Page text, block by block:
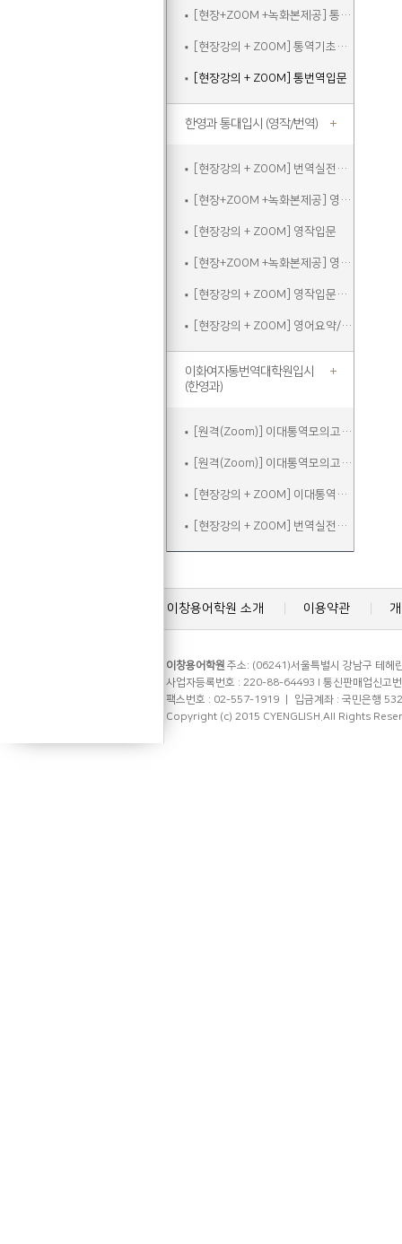
[현장+ZOOM +녹화본제공] 통역기초주말
[현장강의 + ZOOM] 통역기초주말
[현장강의 + ZOOM] 통번역입문
한영과 통대입시 (영작/번역)
[현장강의 + ZOOM] 번역실전주말
[현장+ZOOM +녹화본제공] 영작입문
[현장강의 + ZOOM] 영작입문
[현장+ZOOM +녹화본제공] 영작입문주말
[현장강의 + ZOOM] 영작입문주말
[현장강의 + ZOOM] 영어요약/에세이쓰기
이화여자통번역대학원입시
(한영과)
[원격(Zoom)] 이대통역모의고사A
[원격(Zoom)] 이대통역모의고사B
[현장강의 + ZOOM] 이대통역실전
[현장강의 + ZOOM] 번역실전주말
이창용어학원 소개 이용약관
이창용어학원 주소: (06241)서울특별시 강남구 테헤
사업자등록번호 : 220-88-64493 l 통신판매업신고
팩스번호 : 02-557-1919 ㅣ 입금계좌 : 국민은행
Copyright (c) 2015 CYENGLISH.All Rights